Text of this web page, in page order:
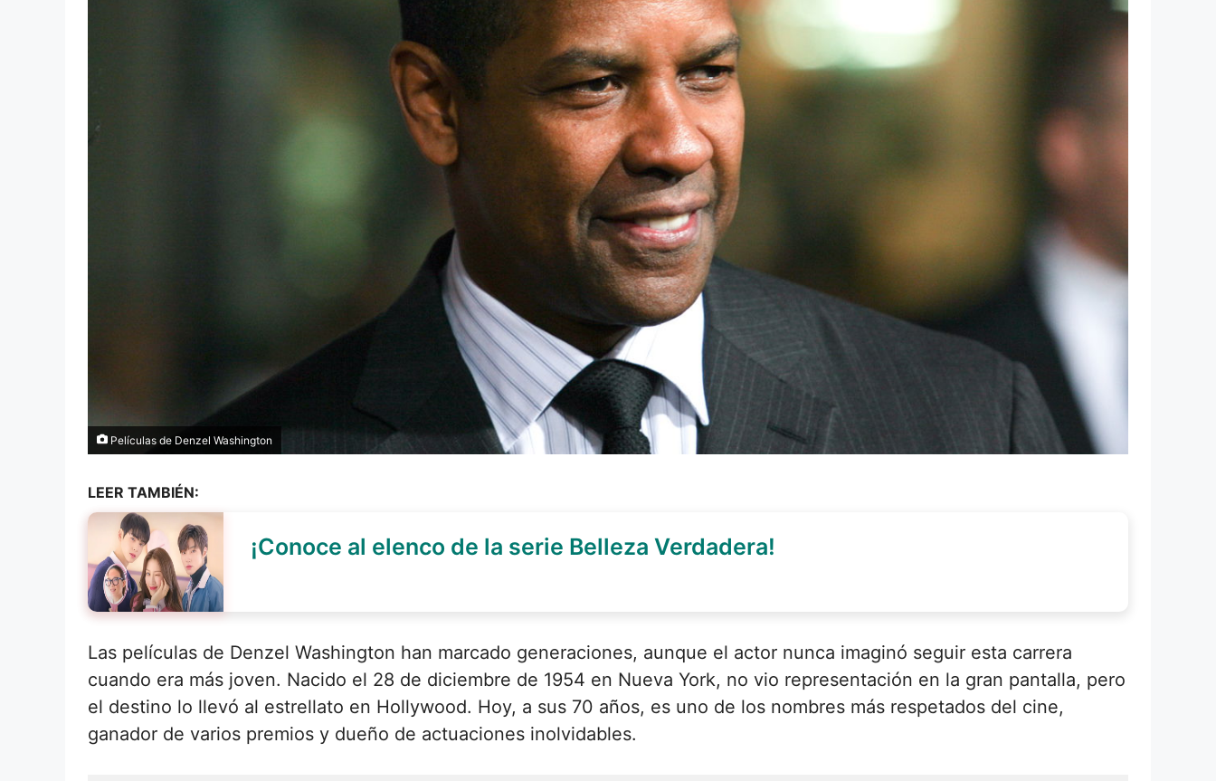
Películas de Denzel Washington
LEER TAMBIÉN:
¡Conoce al elenco de la serie Belleza Verdadera!
Las películas de Denzel Washington han marcado generaciones, aunque el actor nunca imaginó seguir esta carrera
cuando era más joven. Nacido el 28 de diciembre de 1954 en Nueva York, no vio representación en la gran pantalla, pero
el destino lo llevó al estrellato en Hollywood. Hoy, a sus 70 años, es uno de los nombres más respetados del cine,
ganador de varios premios y dueño de actuaciones inolvidables.